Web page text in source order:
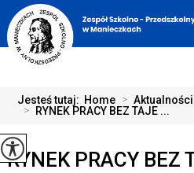
Jesteś tutaj: Home > Aktualności
> RYNEK PRACY BEZ TAJE ...
RYNEK PRACY BEZ